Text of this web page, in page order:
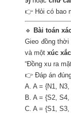
👉 Hỏi có bao
🔹 Bài toán
Gieo đồng thời
và một xúc
“Đồng xu ra
👉 Đáp án
A. A = {N1, N3,
B. A = {S2, S4,
C. A = {S1, S3,